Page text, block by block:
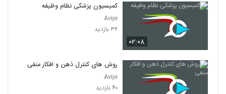
۰۲:۰۸
کمیسیون پزشکی نظام وظیفه
Avije
۳۶ بازدید
روش های کنترل ذهن و افکار منفی
Avije
۴۰ بازدید